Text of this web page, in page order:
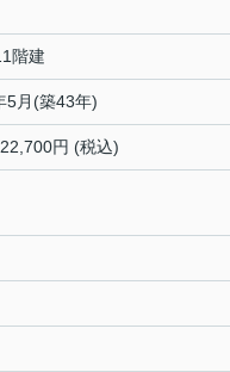
階建
5月(築43年)
円 (税込)